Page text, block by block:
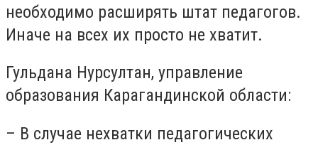
необходимо расширять штат педагогов.
Иначе на всех их просто не хватит.
Гульдана Нурсултан, управление
образования Карагандинской области:
– В случае нехватки педагогических